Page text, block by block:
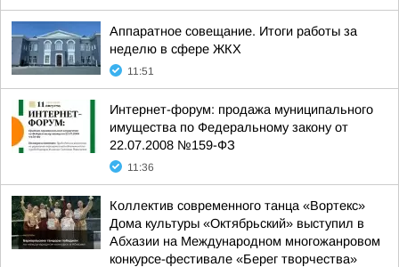
Аппаратное совещание. Итоги работы за
неделю в сфере ЖКХ
11:51
Интернет-форум: продажа муниципального
имущества по Федеральному закону от
22.07.2008 №159-ФЗ
11:36
Коллектив современного танца «Вортекс»
Дома культуры «Октябрьский» выступил в
Абхазии на Международном многожанровом
конкурсе-фестивале «Берег творчества»